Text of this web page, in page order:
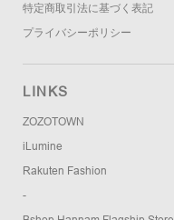
特定商取引法に基づく表記
プライバシーポリシー
LINKS
ZOZOTOWN
iLumine
Rakuten Fashion
-